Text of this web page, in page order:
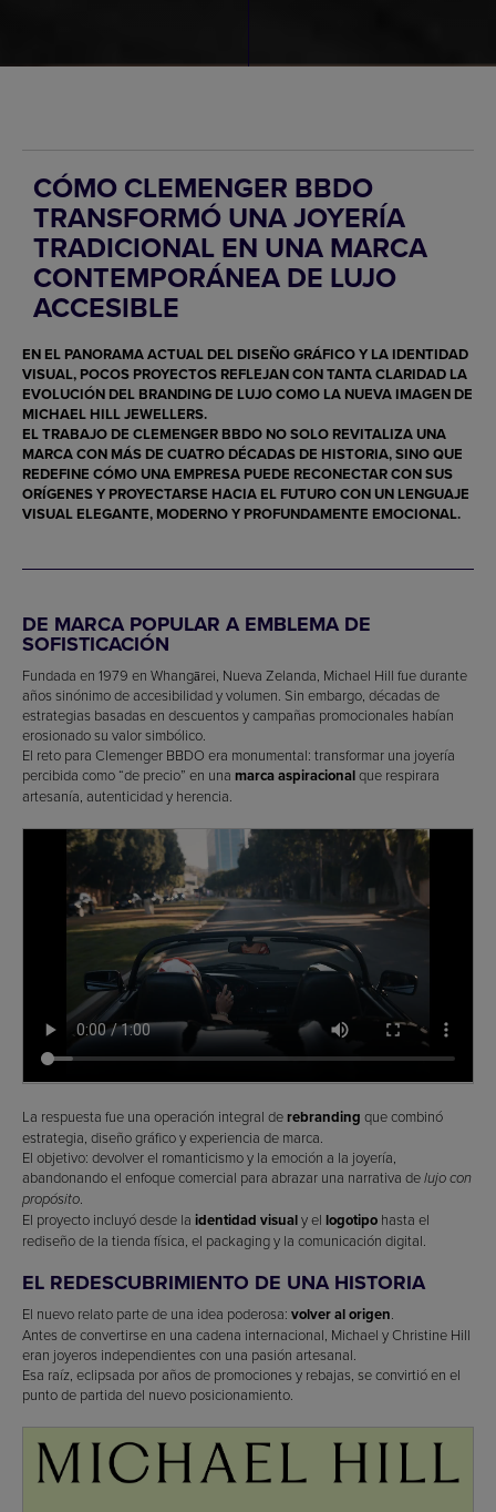
CÓMO CLEMENGER BBDO
TRANSFORMÓ UNA JOYERÍA
TRADICIONAL EN UNA MARCA
CONTEMPORÁNEA DE LUJO
ACCESIBLE
EN EL PANORAMA ACTUAL DEL DISEÑO GRÁFICOY LA IDENTIDAD
VISUAL, POCOS PROYECTOS REFLEJAN CON TANTA CLARIDAD LA
EVOLUCIÓN DEL BRANDING DE LUJOCOMO LA NUEVA IMAGEN DE
MICHAEL HILL JEWELLERS.
EL TRABAJO DE CLEMENGER BBDO NO SOLO REVITALIZA UNA
MARCA CON MÁS DE CUATRO DÉCADAS DE HISTORIA, SINO QUE
REDEFINE CÓMO UNA EMPRESA PUEDE RECONECTAR CON SUS
ORÍGENES Y PROYECTARSE HACIA EL FUTURO CON UN LENGUAJE
VISUAL ELEGANTE, MODERNO Y PROFUNDAMENTE EMOCIONAL.
DE MARCA POPULAR A EMBLEMA DE
SOFISTICACIÓN
Fundada en 1979 en Whangārei, Nueva Zelanda, Michael Hill fue durante
años sinónimo de accesibilidad y volumen. Sin embargo, décadas de
estrategias basadas en descuentos y campañas promocionales habían
erosionado su valor simbólico.
El reto para Clemenger BBDO era monumental: transformar una joyería
percibida como “de precio” en una marca aspiracionalque respirara
artesanía, autenticidad y herencia.
La respuesta fue una operación integral de rebranding que combinó
estrategia, diseño gráfico y experiencia de marca.
El objetivo: devolver el romanticismo y la emoción a la joyería,
abandonando el enfoque comercial para abrazar una narrativa delujo con
propósito.
El proyecto incluyó desde la identidad visualy el logotipo hasta el
rediseño de la tienda física, el packaging y la comunicación digital.
EL REDESCUBRIMIENTO DE UNA HISTORIA
El nuevo relato parte de una idea poderosa: volver al origen.
Antes de convertirse en una cadena internacional, Michael y Christine Hill
eran joyeros independientes con una pasión artesanal.
Esa raíz, eclipsada por años de promociones y rebajas, se convirtió en el
punto de partida del nuevo posicionamiento.